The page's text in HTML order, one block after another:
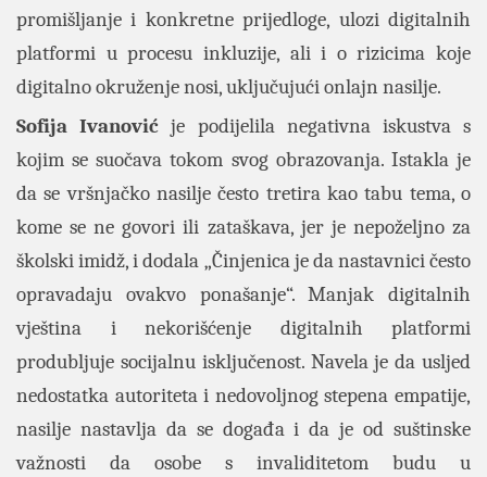
promišljanje i konkretne prijedloge, ulozi digitalnih
platformi u procesu inkluzije, ali i o rizicima koje
digitalno okruženje nosi, uključujući onlajn nasilje.
Sofija Ivanovićje podijelila negativna iskustva s
kojim se suočava tokom svog obrazovanja. Istakla je
da se vršnjačko nasilje često tretira kao tabu tema, o
kome se ne govori ili zataškava, jer je nepoželjno za
školski imidž, i dodala „Činjenica je da nastavnici često
opravadaju ovakvo ponašanje“. Manjak digitalnih
vještina i nekorišćenje digitalnih platformi
produbljuje socijalnu isključenost. Navela je da usljed
nedostatka autoriteta i nedovoljnog stepena empatije,
nasilje nastavlja da se događa i da je od suštinske
važnosti da osobe s invaliditetom budu u